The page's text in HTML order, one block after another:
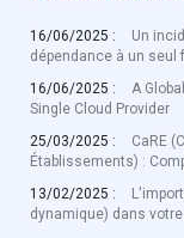
16/06/2025 :
Un
dépendance à un seul
16/06/2025 :
A
Single Cloud Provider
25/03/2025 :
CaRE
Établissements) :
13/02/2025 :
dynamique) dans